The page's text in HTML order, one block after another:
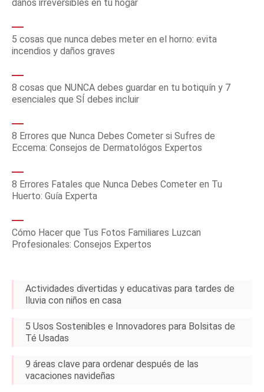
daños irreversibles en tu hogar
5 cosas que nunca debes meter en el horno: evita
incendios y daños graves
8 cosas que NUNCA debes guardar en tu botiquín y 7
esenciales que SÍ debes incluir
8 Errores que Nunca Debes Cometer si Sufres de
Eccema: Consejos de Dermatológos Expertos
8 Errores Fatales que Nunca Debes Cometer en Tu
Huerto: Guía Experta
Cómo Hacer que Tus Fotos Familiares Luzcan
Profesionales: Consejos Expertos
Actividades divertidas y educativas para tardes de
lluvia con niños en casa
5 Usos Sostenibles e Innovadores para Bolsitas de
Té Usadas
9 áreas clave para ordenar después de las
vacaciones navideñas